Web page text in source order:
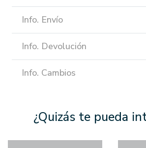
Info. Envío
Info. Devolución
Info. Cambios
¿Quizás te pueda